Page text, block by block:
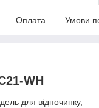
Оплата Умови
WH
для відпочинку,